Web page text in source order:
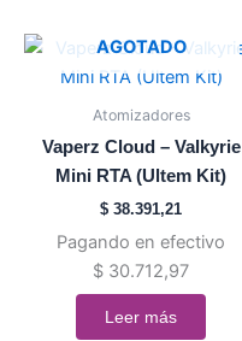
de
producto
AGOTADO
Atomizadores
Vaperz Cloud – Valkyrie
Mini RTA (Ultem Kit)
$ 38.391,21
Pagando en efectivo
$ 30.712,97
Leer más